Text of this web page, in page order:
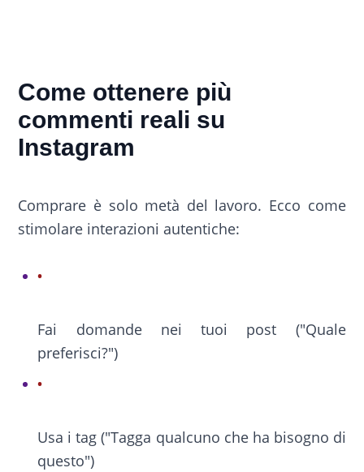
Come ottenere più
commenti reali su
Instagram
Comprare è solo metà del lavoro. Ecco come
stimolare interazioni autentiche:
Fai domande nei tuoi post ("Quale
preferisci?")
Usa i tag ("Tagga qualcuno che ha bisogno di
questo")